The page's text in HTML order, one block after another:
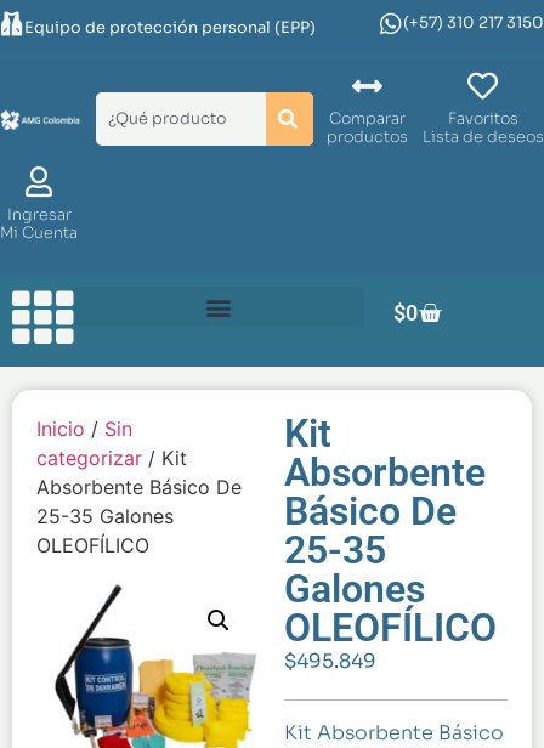
Equipo de protección personal (EPP) (+57) 310 217 3150
Comparar
productos
Favoritos
Lista de deseos
Ingresar
Mi Cuenta
$0
Inicio / Sin
categorizar / Kit
Absorbente Básico De
25-35 Galones
OLEOFÍLICO
Kit
Absorbente
Básico De
25-35
Galones
OLEOFÍLICO
$495.849
Kit Absorbente Básico